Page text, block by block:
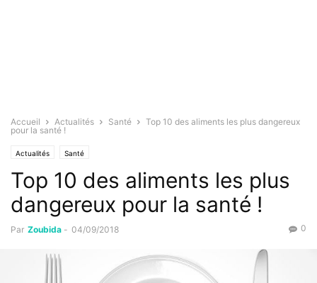
Accueil Actualités Santé
Top 10 des aliments les plus dangereux
pour la santé !
Actualités Santé
Top 10 des aliments les plus
dangereux pour la santé !
Par Zoubida - 04/09/2018 0